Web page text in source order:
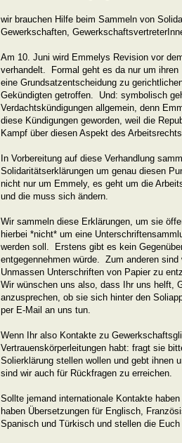
wir brauchen Hilfe beim Sammeln von
Gewerkschaften,
Am 10. Juni wird Emmelys Revision vor
verhandelt. Formal geht es da nur um
eine Grundsatzentscheidung zu
Gekündigten getroffen. Und: symbolisch
Verdachtskündigungen allgemein, denn
diese Kündigungen geworden, weil die
Kampf über diesen Aspekt des
In Vorbereitung auf diese Verhandlung
Solidaritätserklärungen um genau diesen
nicht nur um Emmely, es geht um die
und die muss sich ändern.
Wir sammeln diese Erklärungen, um sie
hierbei *nicht* um eine
werden soll. Erstens gibt es kein
entgegennehmen würde. Zum anderen
Unmassen Unterschriften von Papier zu
Wir wünschen uns also, dass Ihr uns helft,
anzusprechen, ob sie sich hinter den
per E-Mail an uns tun.
Wenn Ihr also Kontakte zu
Vertrauenskörperleitungen habt: fragt sie
Solierklärung stellen wollen und gebt ihnen
sind wir auch für Rückfragen zu erreichen.
Sollte jemand internationale Kontakte
haben Übersetzungen für Englisch,
Spanisch und Türkisch und stellen die